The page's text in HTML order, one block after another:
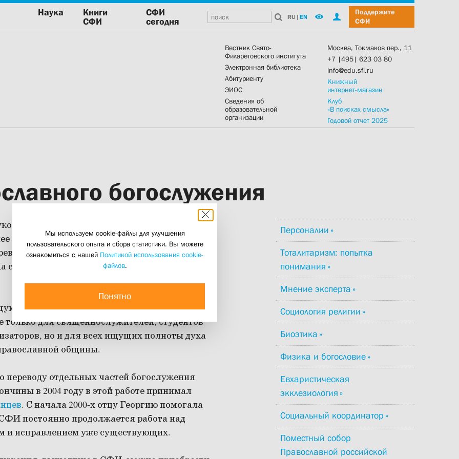
Наука
Книги
СФИ
СФИ
сегодня
RU | EN
Поддержите
СФИ
Вестник Свято-
Филаретовского института
Электронная библиотека
Абитуриенту
ЭИОС
Сведения об
образовательной
организации
Москва, Токмаков пер., 11
+7 |495| 623 03 80
info@edu.sfi.ru
Книжный
интернет-магазин
Клуб
«В поисках смысла»
Годовой отчет 2025
богослужения
основателя и первого ректора
30 лет осуществляется проект по переводу
и церковнославянского на
день переведён весь корпус
в Русской православной церкви традицию
для священнослужителей, студентов
но и для всех ищущих полноты духа
общины.
переводу отдельных частей богослужения
в 2004 году в этой работе принимал
. С начала 2000-х отцу Георгию помогала
постоянно продолжается работа над
и исправлением уже существующих.
Персоналии
Тоталитаризм: попытка
понимания
Мнение эксперта
Социология религии
Биоэтика
Физика и богословие
Евхаристическая
экклезиология
Социальный координатор
Поместный собор
Православной российской
Мы используем cookie-файлы для улучшения
пользовательского опыта и сбора статистики. Вы можете
ознакомиться с нашей Политикой использования cookie-
файлов.
Понятно